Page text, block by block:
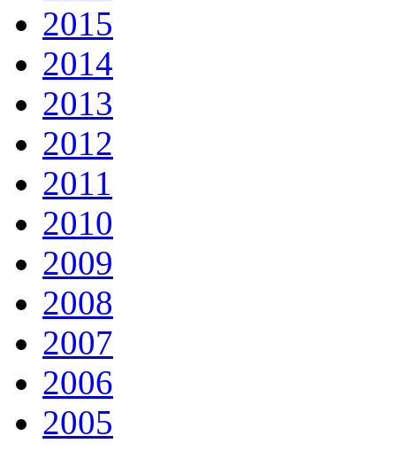
2015
2014
2013
2012
2011
2010
2009
2008
2007
2006
2005